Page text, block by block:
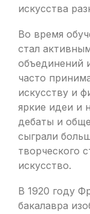
искусства
Во время
стал
объединений
часто
искусству и
яркие идеи и
дебаты и
сыграли
творческого
искусство.
В 1920 году
бакалавра